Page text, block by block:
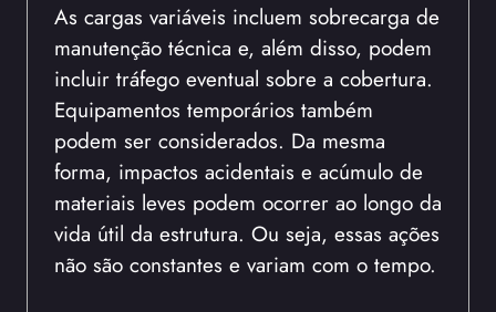
As cargas variáveis incluem sobrecarga de
manutenção técnica e, além disso, podem
incluir tráfego eventual sobre a cobertura.
Equipamentos temporários também
podem ser considerados. Da mesma
forma, impactos acidentais e acúmulo de
materiais leves podem ocorrer ao longo da
vida útil da estrutura. Ou seja, essas ações
não são constantes e variam com o tempo.